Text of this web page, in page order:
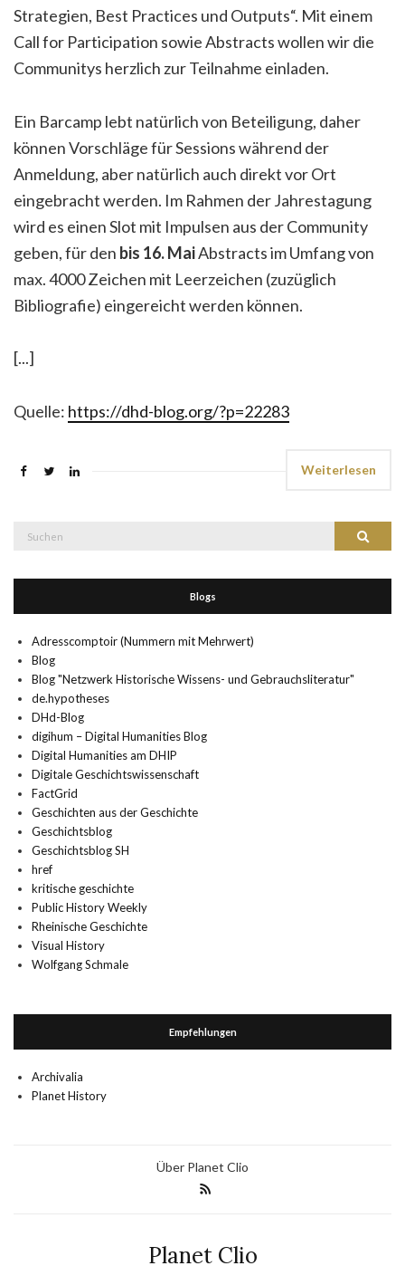
Strategien, Best Practices und Outputs“. Mit einem
Call for Participation sowie Abstracts wollen wir die
Communitys herzlich zur Teilnahme einladen.
Ein Barcamp lebt natürlich von Beteiligung, daher
können Vorschläge für Sessions während der
Anmeldung, aber natürlich auch direkt vor Ort
eingebracht werden. Im Rahmen der Jahrestagung
wird es einen Slot mit Impulsen aus der Community
geben, für den bis 16. MaiAbstracts im Umfang von
max. 4000 Zeichen mit Leerzeichen (zuzüglich
Bibliografie) eingereicht werden können.
[...]
Quelle: https://dhd-blog.org/?p=22283
Weiterlesen
Suchen
Blogs
Adresscomptoir (Nummern mit Mehrwert)
Blog
Blog "Netzwerk Historische Wissens- und Gebrauchsliteratur"
de.hypotheses
DHd-Blog
digihum – Digital Humanities Blog
Digital Humanities am DHIP
Digitale Geschichtswissenschaft
FactGrid
Geschichten aus der Geschichte
Geschichtsblog
Geschichtsblog SH
href
kritische geschichte
Public History Weekly
Rheinische Geschichte
Visual History
Wolfgang Schmale
Empfehlungen
Archivalia
Planet History
Über Planet Clio
Planet Clio